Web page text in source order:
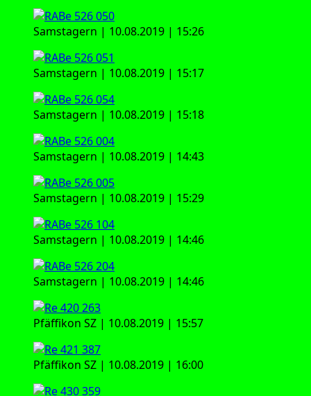
Sams­ta­gern | 10.08.2019 | 15:26
Sams­ta­gern | 10.08.2019 | 15:17
Sams­ta­gern | 10.08.2019 | 15:18
Sams­ta­gern | 10.08.2019 | 14:43
Sams­ta­gern | 10.08.2019 | 15:29
Sams­ta­gern | 10.08.2019 | 14:46
Sams­ta­gern | 10.08.2019 | 14:46
Pfäf­fi­kon SZ | 10.08.2019 | 15:57
Pfäf­fi­kon SZ | 10.08.2019 | 16:00